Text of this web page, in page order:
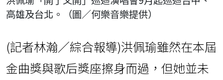
高雄及台北。（圖／何樂音樂提供）
(記者林瀚／綜合報導)洪佩瑜雖然在本屆
金曲獎與歌后獎座擦身而過，但她並未